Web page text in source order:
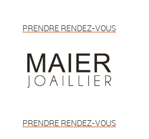
PRENDRE RENDEZ-VOUS
PRENDRE RENDEZ-VOUS